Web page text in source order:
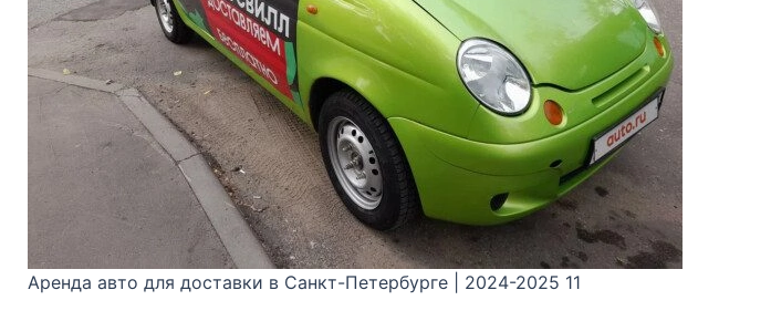
Аренда авто для доставки в Санкт-Петербурге | 2024-2025 11